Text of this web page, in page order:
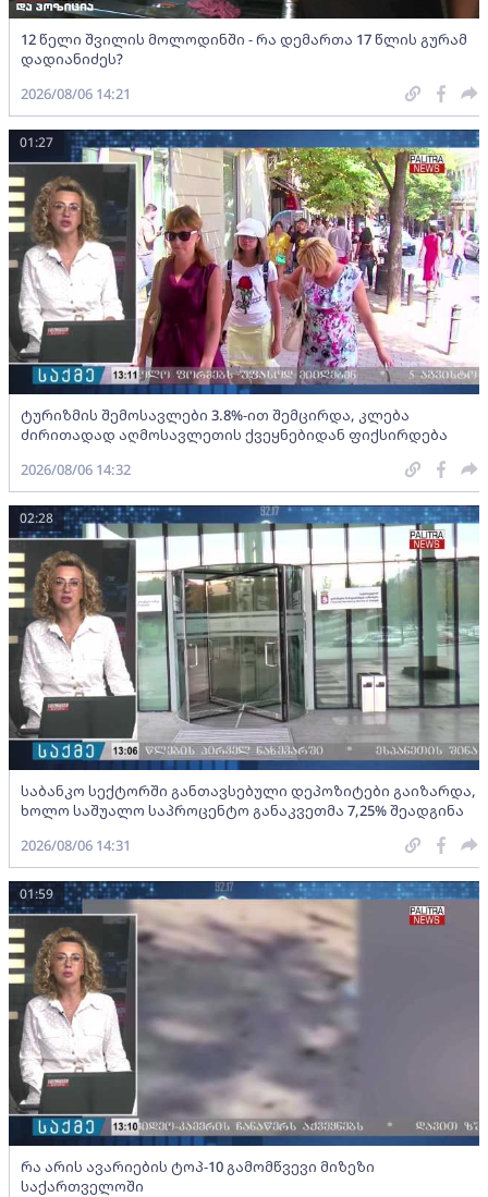
12 წელი შვილის მოლოდინში - რა დემართა 17 წლის გურამ
დადიანიძეს?
2026/08/06 14:21
ტურიზმის შემოსავლები 3.8%-ით შემცირდა, კლება
ძირითადად აღმოსავლეთის ქვეყნებიდან ფიქსირდება
01:27
2026/08/06 14:32
საბანკო სექტორში განთავსებული დეპოზიტები გაიზარდა,
ხოლო საშუალო საპროცენტო განაკვეთმა 7,25% შეადგინა
02:28
2026/08/06 14:31
რა არის ავარიების ტოპ-10 გამომწვევი მიზეზი
საქართველოში
01:59